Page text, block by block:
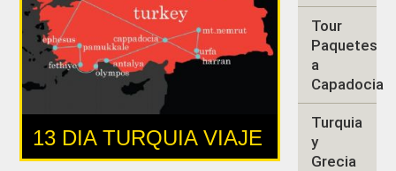
13 DIA TURQUIA VIAJE
Tour
Paquetes
a
Capadocia
Turquia
y
Grecia